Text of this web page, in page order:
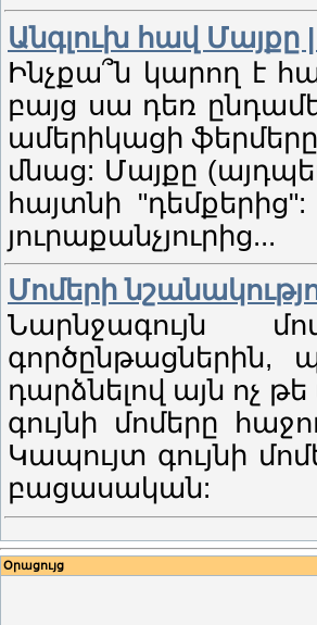
Անգլուխ հավ Մայքը |
Ինչքա՞ն կարող է
բայց սա դեռ
ամերիկացի
մնաց: Մայքը
հայտնի
յուրաքանչյուրից...
Մոմերի
Նարնջագույն
գործընթացներին,
դարձնելով այն ոչ
գույնի մոմերը
Կապույտ գույնի
բացասական:
Օրացույց